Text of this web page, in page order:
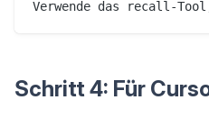
Schritt 4: Für